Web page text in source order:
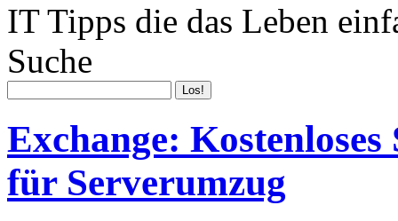
IT Tipps die das Leben
Suche
Exchange:
für Serverumzug